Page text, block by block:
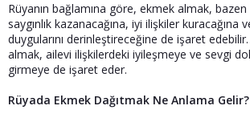
Rüyanın bağlamına göre, ekmek almak,
saygınlık kazanacağına, iyi ilişkiler kuracağına
duygularını derinleştireceğine de işaret
almak, ailevi ilişkilerdeki iyileşmeye ve sevgi
girmeye de işaret eder.
Rüyada Ekmek Dağıtmak Ne Anlama Gelir?